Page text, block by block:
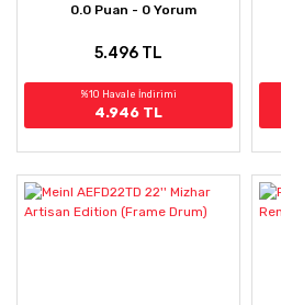
0.0 Puan - 0 Yorum
5.496 TL
%10 Havale İndirimi
4.946 TL